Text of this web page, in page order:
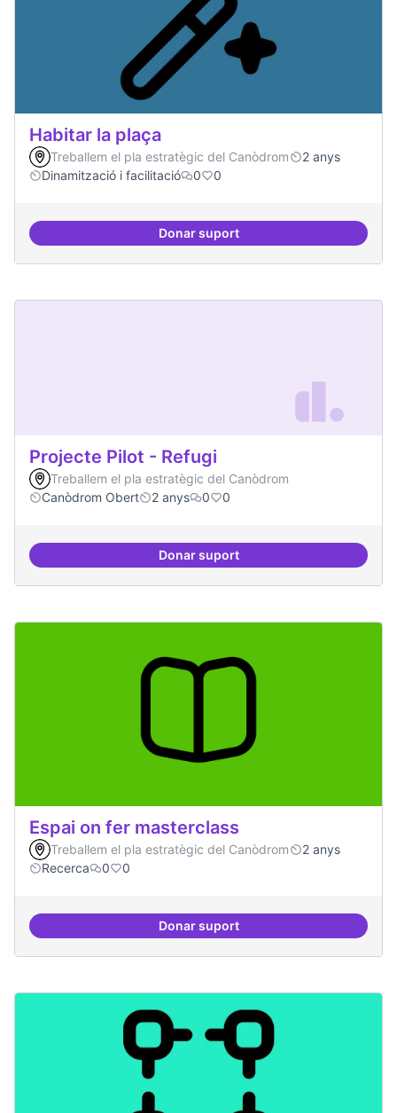
Habitar la plaça
Treballem el pla estratègic del Canòdrom
2 anys
Dinamització i facilitació
0 0
Donar suportHabitar la plaça
Projecte Pilot - Refugi
Treballem el pla estratègic del Canòdrom
Canòdrom Obert
2 anys 0 0
Donar suportProjecte Pilot - Refugi
Espai on fer masterclass
Treballem el pla estratègic del Canòdrom
2 anys
Recerca
0 0
Donar suportEspai on fer masterclass